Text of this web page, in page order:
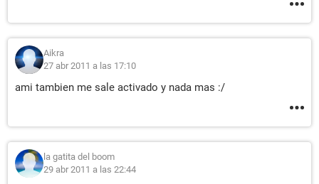
Aikra
27 abr 2011 a las 17:10
ami tambien me sale activado y nada mas :/
la gatita del boom
29 abr 2011 a las 22:44